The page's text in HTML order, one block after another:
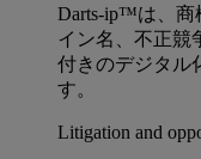
Darts-ip™は、商
イン名、不正競
付きのデジタル
す。
Litigation and